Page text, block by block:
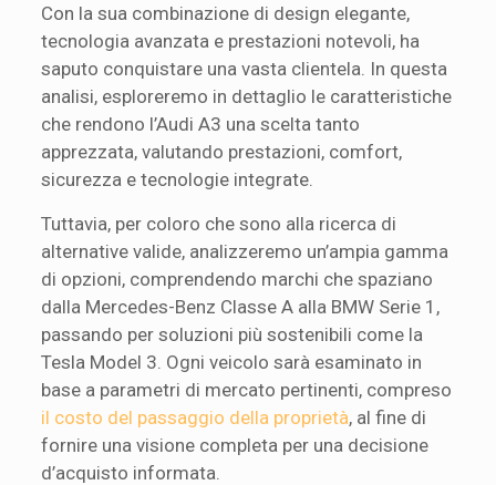
Con la sua combinazione di design elegante,
tecnologia avanzata e prestazioni notevoli, ha
saputo conquistare una vasta clientela. In questa
analisi, esploreremo in dettaglio le caratteristiche
che rendono l’Audi A3 una scelta tanto
apprezzata, valutando prestazioni, comfort,
sicurezza e tecnologie integrate.
Tuttavia, per coloro che sono alla ricerca di
alternative valide, analizzeremo un’ampia gamma
di opzioni, comprendendo marchi che spaziano
dalla Mercedes-Benz Classe A alla BMW Serie 1,
passando per soluzioni più sostenibili come la
Tesla Model 3. Ogni veicolo sarà esaminato in
base a parametri di mercato pertinenti, compreso
il costo del passaggio della proprietà, al fine di
fornire una visione completa per una decisione
d’acquisto informata.